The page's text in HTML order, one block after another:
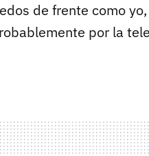
de frente como
por la